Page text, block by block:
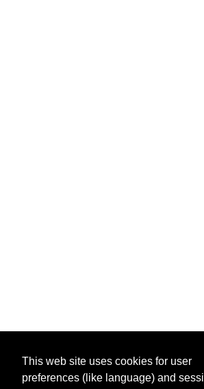
This web site uses cookies for user
preferences (like language) and